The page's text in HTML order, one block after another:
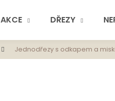
AKCE DŘEZY
Jednodřezy s odkapem a